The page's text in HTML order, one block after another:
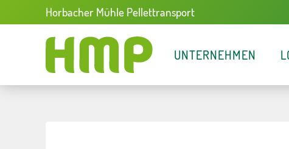
Horbacher Mühle Pellettransport
UNTERNEHMEN